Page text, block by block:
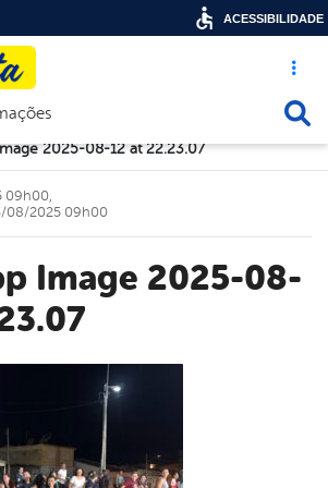
Acesso
de navegação
2025-08-12 at 22.23.07
09h00,
08/2025 09h00
ACESSIBILIDADE